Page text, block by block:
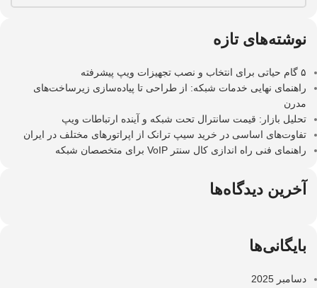
نوشته‌های تازه
۵ گام حیاتی برای انتخاب و نصب تجهیزات ویپ پیشرفته
راهنمای نهایی خدمات شبکه: از طراحی تا پیاده‌سازی زیرساخت‌های
مدرن
تحلیل بازار: قیمت سانترال تحت شبکه و آینده ارتباطات ویپ
تفاوت‌های اساسی در خرید سیپ ترانک از اپراتورهای مختلف در ایران
راهنمای فنی راه اندازی کال سنتر VoIP برای متخصصان شبکه
آخرین دیدگاه‌ها
بایگانی‌ها
دسامبر 2025